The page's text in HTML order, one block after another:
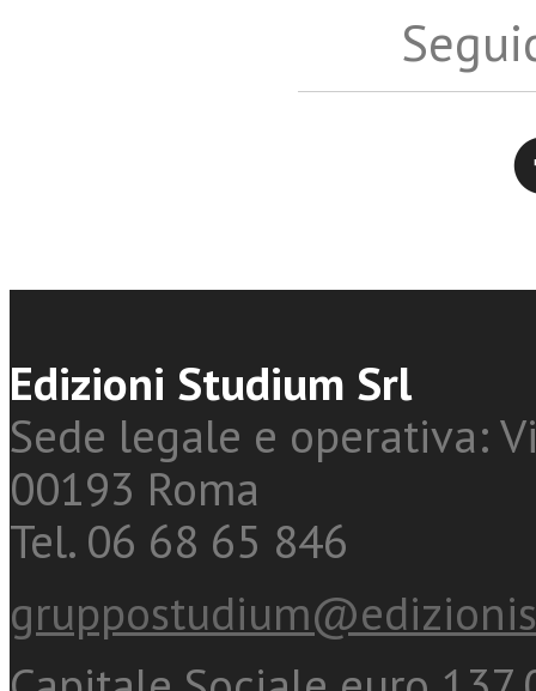
Edizioni Studium Srl
Sede legale e operativa:
00193 Roma
Tel. 06 68 65 846